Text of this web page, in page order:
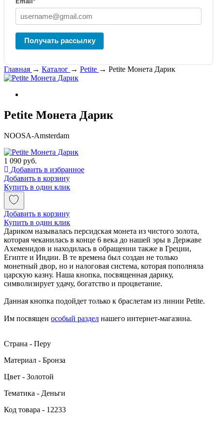
Получать рассылку
Главная → Каталог → Petite → Petite Монета Дарик
Petite Монета Дарик
NOOSA-Amsterdam
1 090 руб.
Добавить в избранное
Добавить в корзину
Купить в один клик
Добавить в корзину
Купить в один клик
Дариком называлась персидская монета из чистого золота,
которая чеканилась в конце 6 века до нашей эры в Державе
Ахеменидов и находилась в обращении также в Греции,
Египте и Индии. В те времена был создан не только
монетный двор, но и налоговая система, которая пополняла
царскую казну. Наша кнопка, посвященная дарику,
символизирует удачу, богатство и процветание.
Данная кнопка подойдет только к браслетам из линии Petite.
Им посвящен особый раздел нашего интернет-магазина.
Страна - Перу
Материал - Бронза
Цвет - Золотой
Тематика - Деньги
Код товара - 12233